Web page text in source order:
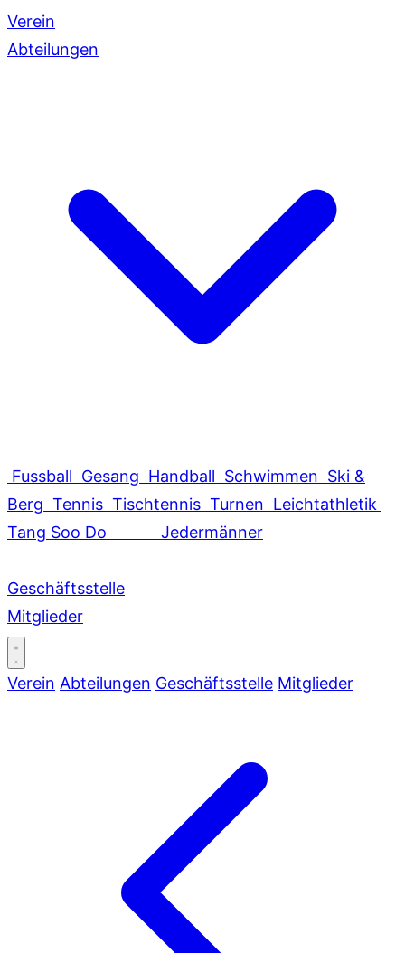
Verein
Abteilungen
Fussball Gesang Handball Schwimmen Ski &
Berg Tennis Tischtennis Turnen Leichtathletik
Tang Soo Do
Jedermänner
Geschäftsstelle
Mitglieder
Verein Abteilungen Geschäftsstelle Mitglieder